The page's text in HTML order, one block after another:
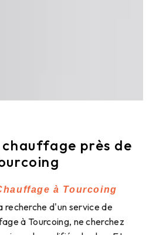
près de
à Tourcoing
recherche d'un service de
à Tourcoing, ne cherchez